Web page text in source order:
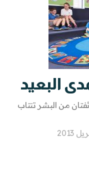
البعيد
من البشر تنتاب